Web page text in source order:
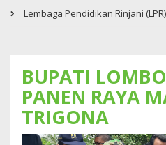
Lembaga Pendidikan Rinjani
BUPATI
PANEN RAYA
TRIGONA